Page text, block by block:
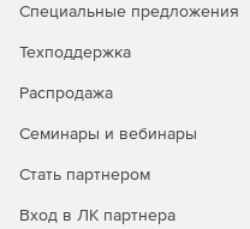
в легкий продуманный
проекта в наиболее
компаний, которые
организациями и
ГОСТ 19 и ГОСТ 34.
Специальные предложения
Техподдержка
Распродажа
Семинары и вебинары
Стать партнером
Вход в ЛК партнера